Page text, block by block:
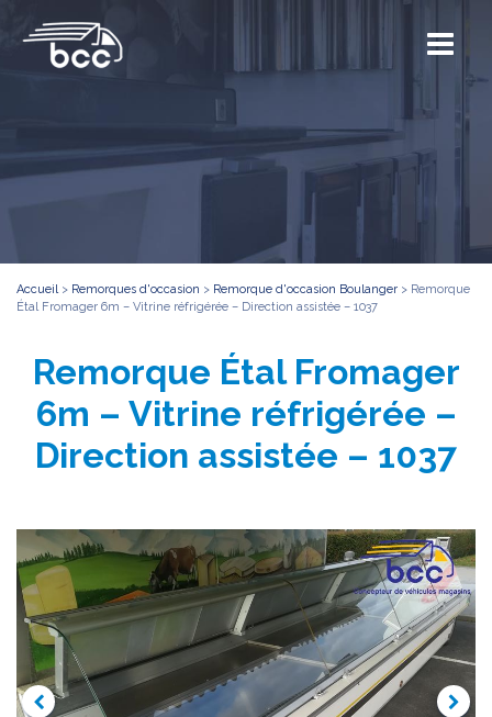
Accueil> Remorques d'occasion > Remorque d'occasion Boulanger > Remorque
Étal Fromager 6m – Vitrine réfrigérée – Direction assistée – 1037
Remorque Étal Fromager
6m – Vitrine réfrigérée –
Direction assistée – 1037